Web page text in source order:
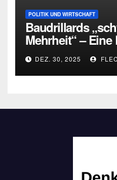
POLITIK UND WIRTSCHAFT
Baudrillards
Mehrheit“ –
heuteDEZ. 30, 2025